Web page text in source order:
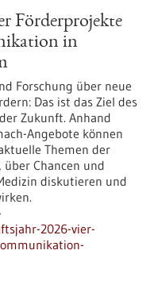
Förderprojekte
in
Forschung über neue
Das ist das Ziel des
Zukunft. Anhand
Angebote können
Themen der
Chancen und
diskutieren und
2026-vier-